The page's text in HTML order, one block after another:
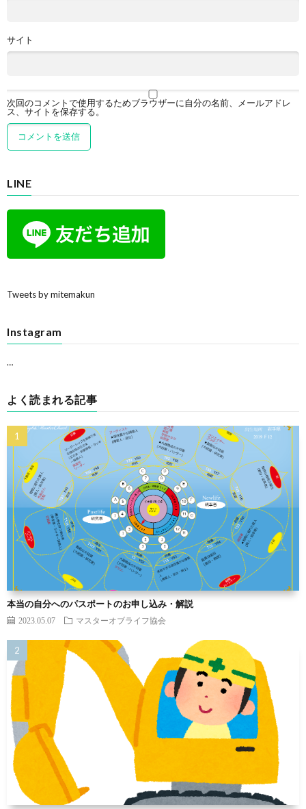
サイト
次回のコメントで使用するためブラウザーに自分の名前、メールアドレ
ス、サイトを保存する。
LINE
Tweets by mitemakun
Instagram
…
よく読まれる記事
本当の自分へのパスポートのお申し込み・解説
2023.05.07 マスターオブライフ協会